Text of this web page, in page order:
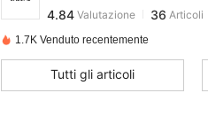
4.84 Valutazione 36 Articoli
h***4segue 1 giorno fa
1.7K Venduto recentemente
Tutti gli articoli